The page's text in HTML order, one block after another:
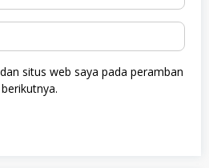
situs web saya pada peramban